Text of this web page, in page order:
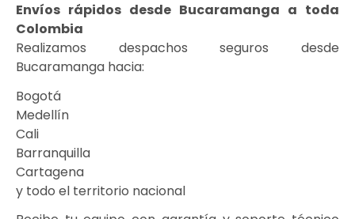
Envíos rápidos desde Bucaramanga a toda
Colombia
Realizamos despachos seguros desde
Bucaramanga hacia:
Bogotá
Medellín
Cali
Barranquilla
Cartagena
y todo el territorio nacional